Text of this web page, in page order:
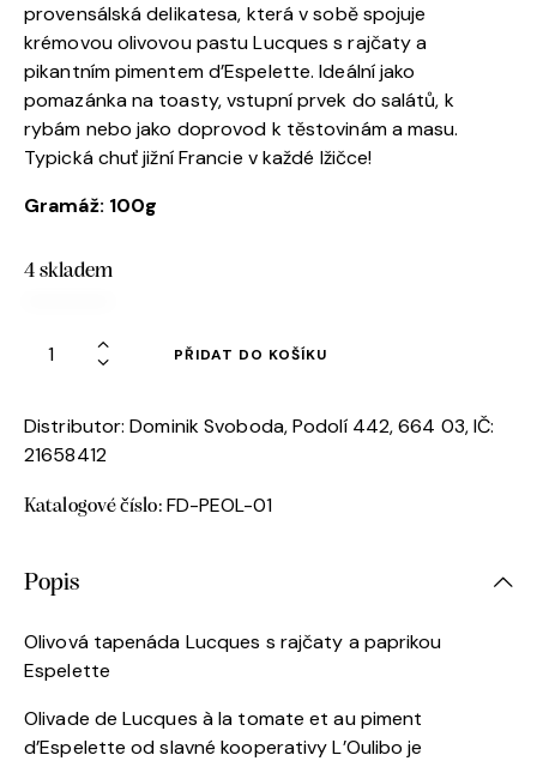
provensálská delikatesa, která v sobě spojuje
krémovou olivovou pastu Lucques s rajčaty a
pikantním pimentem d’Espelette. Ideální jako
pomazánka na toasty, vstupní prvek do salátů, k
rybám nebo jako doprovod k těstovinám a masu.
Typická chuť jižní Francie v každé lžičce!
Gramáž: 100g
4 skladem
PŘIDAT DO KOŠÍKU
Distributor: Dominik Svoboda, Podolí 442, 664 03, IČ:
21658412
Katalogové číslo: FD-PEOL-01
Popis
Olivová tapenáda Lucques s rajčaty a paprikou
Espelette
Olivade de Lucques à la tomate et au piment
d’Espelette od slavné kooperativy L’Oulibo je